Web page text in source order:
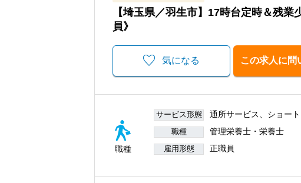
【埼玉県／羽生市】17時台定時＆残
員》
気になる この求人に問
職種
サービス形態 通所サービス、ショー
職種 管理栄養士・栄養士
雇用形態 正職員